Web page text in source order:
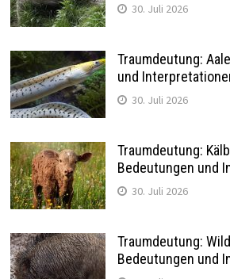
30. Juli 2026
Traumdeutung:
und
30. Juli 2026
Traumdeutung:
Bedeutungen und
30. Juli 2026
Traumdeutung:
Bedeutungen und